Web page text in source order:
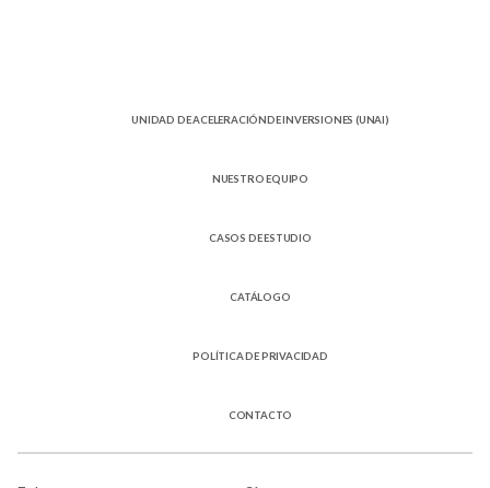
UNIDAD DE ACELERACIÓNDE INVERSIONES (UNAI)
NUESTRO EQUIPO
CASOS DE ESTUDIO
CATÁLOGO
POLÍTICA DE PRIVACIDAD
CONTACTO